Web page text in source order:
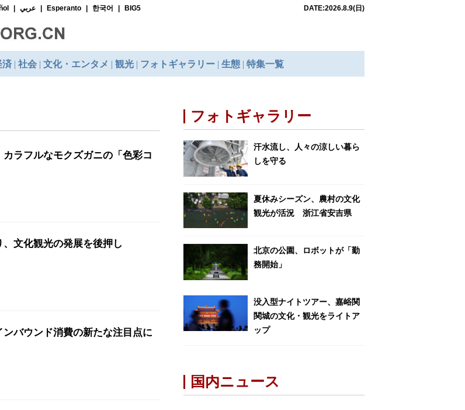
ラフルなモクズガニの「色彩コ
文化観光の発展を後押し
ンバウンド消費の新たな注目点に
フォトギャラリー
汗水流し、人々の涼しい暮ら
しを守る
夏休みシーズン、農村の文化
観光が活況 浙江省安吉県
北京の公園、ロボットが「勤
務開始」
没入型ナイトツアー、嘉峪関
関城の文化・観光をライトア
ップ
国内ニュース